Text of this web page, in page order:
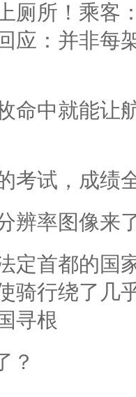
厕所！乘客
应：并非每
命中就能让
考试，成绩
辨率图像来
定首都的国
骑行绕了几
寻根
？